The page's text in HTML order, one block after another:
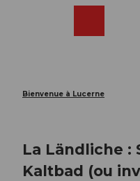
Bienvenue à Lucerne
La Ländliche :
Kaltbad (ou